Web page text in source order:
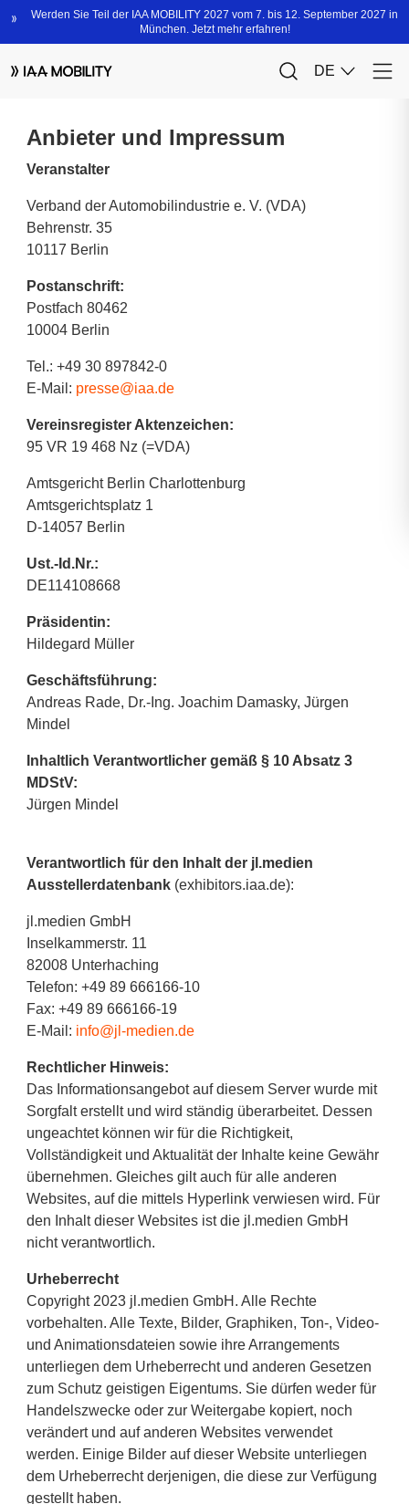
Anbieter und Impressum
Veranstalter
Verband der Automobilindustrie e. V. (VDA)
Behrenstr. 35
10117 Berlin
Postanschrift:
Postfach 80462
10004 Berlin
Tel.: +49 30 897842-0
E-Mail: presse@iaa.de
Vereinsregister Aktenzeichen:
95 VR 19 468 Nz (=VDA)
Amtsgericht Berlin Charlottenburg
Amtsgerichtsplatz 1
D-14057 Berlin
Ust.-Id.Nr.:
DE114108668
Präsidentin:
Hildegard Müller
Geschäftsführung:
Andreas Rade, Dr.-Ing. Joachim Damasky, Jürgen
Mindel
Inhaltlich Verantwortlicher gemäß § 10 Absatz 3
MDStV:
Jürgen Mindel
Verantwortlich für den Inhalt der jl.medien
Ausstellerdatenbank (exhibitors.iaa.de):
jl.medien GmbH
Inselkammerstr. 11
82008 Unterhaching
Telefon: +49 89 666166-10
Fax: +49 89 666166-19
E-Mail: info@jl-medien.de
Rechtlicher Hinweis:
Das Informationsangebot auf diesem Server wurde mit
Sorgfalt erstellt und wird ständig überarbeitet. Dessen
ungeachtet können wir für die Richtigkeit,
Vollständigkeit und Aktualität der Inhalte keine Gewähr
übernehmen. Gleiches gilt auch für alle anderen
Websites, auf die mittels Hyperlink verwiesen wird. Für
den Inhalt dieser Websites ist die jl.medien GmbH
nicht verantwortlich.
Urheberrecht
Copyright 2023 jl.medien GmbH. Alle Rechte
vorbehalten. Alle Texte, Bilder, Graphiken, Ton-, Video-
und Animationsdateien sowie ihre Arrangements
unterliegen dem Urheberrecht und anderen Gesetzen
zum Schutz geistigen Eigentums. Sie dürfen weder für
Handelszwecke oder zur Weitergabe kopiert, noch
verändert und auf anderen Websites verwendet
werden. Einige Bilder auf dieser Website unterliegen
dem Urheberrecht derjenigen, die diese zur Verfügung
gestellt haben.